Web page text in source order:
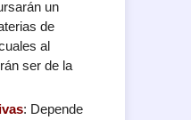
un
de
al
ser de la
: Depende